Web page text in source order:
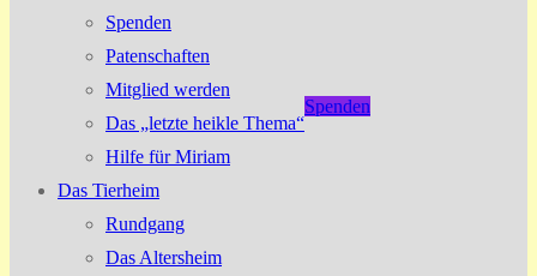
Spenden
Patenschaften
Mitglied werden
Das „letzte heikle Thema“
Hilfe für Miriam
Das Tierheim
Rundgang
Das Altersheim
Spenden